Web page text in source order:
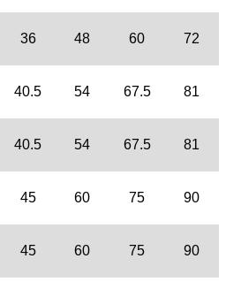
36 48 60 72
40.5 54 67.5 81
40.5 54 67.5 81
45 60 75 90
45 60 75 90